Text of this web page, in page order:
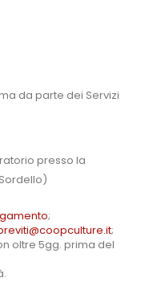
da parte dei Servizi
presso la
;
;
oltre 5gg. prima del